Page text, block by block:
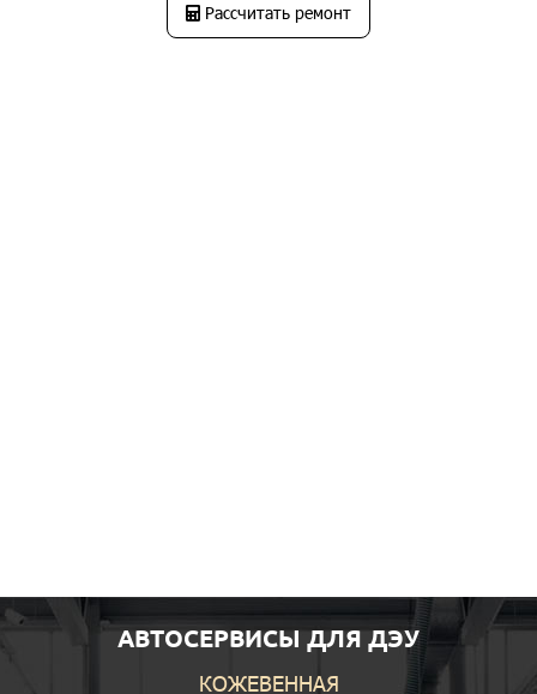
Рассчитать ремонт
АВТОСЕРВИСЫ ДЛЯ ДЭУ
КОЖЕВЕННАЯ